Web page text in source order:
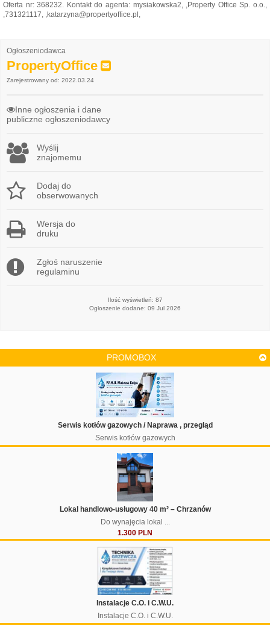
Oferta nr: 368232. Kontakt do agenta: mysiakowska2, ,Property Office Sp. o.o.,
,731321117, ,katarzyna@propertyoffice.pl,
Ogłoszeniodawca
PropertyOffice
Zarejestrowany od: 2022.03.24
Inne ogłoszenia i dane
publiczne ogłoszeniodawcy
Wyślij
znajomemu
Dodaj do
obserwowanych
Wersja do
druku
Zgłoś naruszenie
regulaminu
Ilość wyświetleń: 87
Ogłoszenie dodane: 09 Jul 2026
PROMOBOX
Serwis kotłów gazowych / Naprawa , przegląd
Serwis kotłów gazowych
Lokal handlowo-usługowy 40 m² – Chrzanów
Do wynajęcia lokal ...
1.300 PLN
Instalacje C.O. i C.W.U.
Instalacje C.O. i C.W.U.